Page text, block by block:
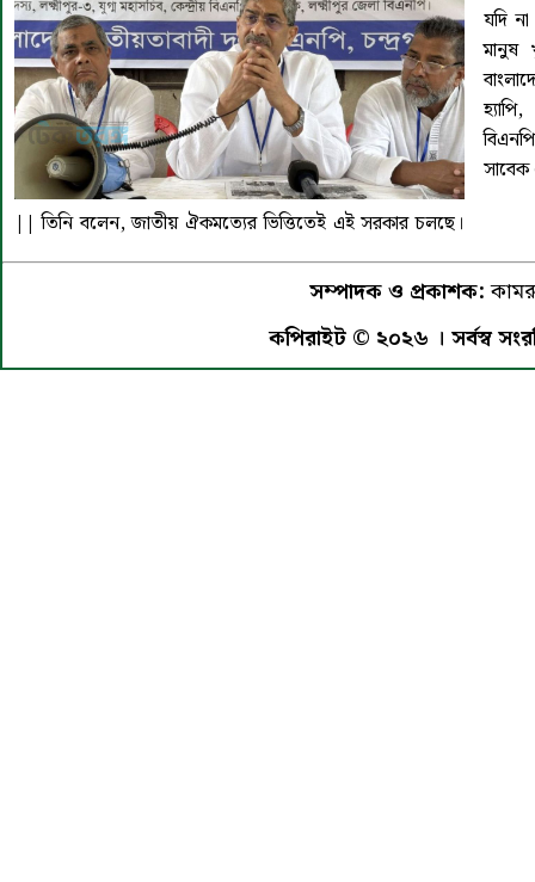
||তিনি বলেন, জাতীয় ঐকমত্যের ভিত্তিতেই এই সরকার চলছে।
যদি
মানুষ
সাবেক
সম্পাদক ও প্রকাশক:
কপিরাইট © ২০২৬ । সর্বস্ব